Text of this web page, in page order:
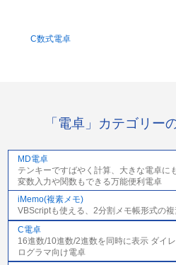
C数式電卓
「電卓」カテゴリー
MD電卓
テンキーですばやく計算、大きな電卓に
変数入力や関数もできる万能便利電卓
iMemo(複素メモ)
VBScriptも使える、2分割メモ帳形式の
C電卓
16進数/10進数/2進数を同時に表示 ダイ
ログラマ向け電卓